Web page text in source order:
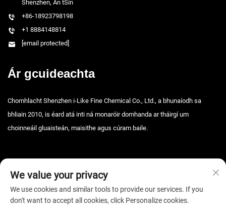
Shenzhen, An tSín
+86-18923798198
+1 8884148814
[email protected]
Ár gcuideachta
Chomhlacht Shenzhen i-Like Fine Chemical Co., Ltd., a bhunaíodh sa
bhliain 2010, is éard atá inti ná monaróir domhanda ar tháirgí um
choinneáil gluaisteán, maisithe agus cúram baile.
Cóipcheart © 2026 Shenzhen i-Like Fine Chemical Co., Ltd. Gach ceart ar
We value your privacy
We use cookies and similar tools to provide our services. If you
don't want to accept all cookies, click Personalize cookies.